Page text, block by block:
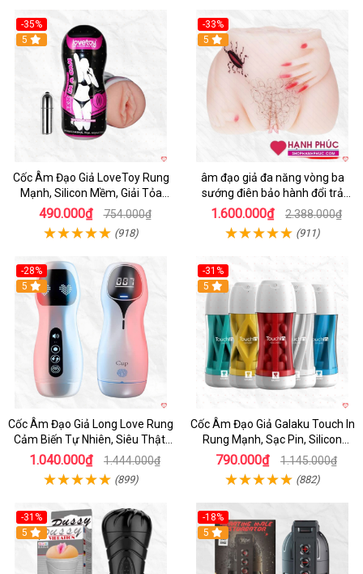
-35%
5
Cốc Âm Đạo Giả LoveToy Rung
Mạnh, Silicon Mềm, Giải Tỏa
Sinh Lý
490.000₫ 754.000₫
(918)
-33%
5
âm đạo giả đa năng vòng ba
sướng điên bảo hành đổi trả
nhanh
1.600.000₫ 2.388.000₫
(911)
-28%
5
Cốc Âm Đạo Giả Long Love Rung
Cảm Biến Tự Nhiên, Siêu Thật,
Sướng
1.040.000₫ 1.444.000₫
(899)
-31%
Hot
5
Cốc Âm Đạo Giả Galaku Touch In
Rung Mạnh, Sạc Pin, Silicon
Mềm
790.000₫ 1.145.000₫
(882)
-31%
5
-18%
5